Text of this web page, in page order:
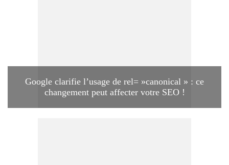
Google clarifie l’usage de rel= »canonical » : ce
changement peut affecter votre SEO !